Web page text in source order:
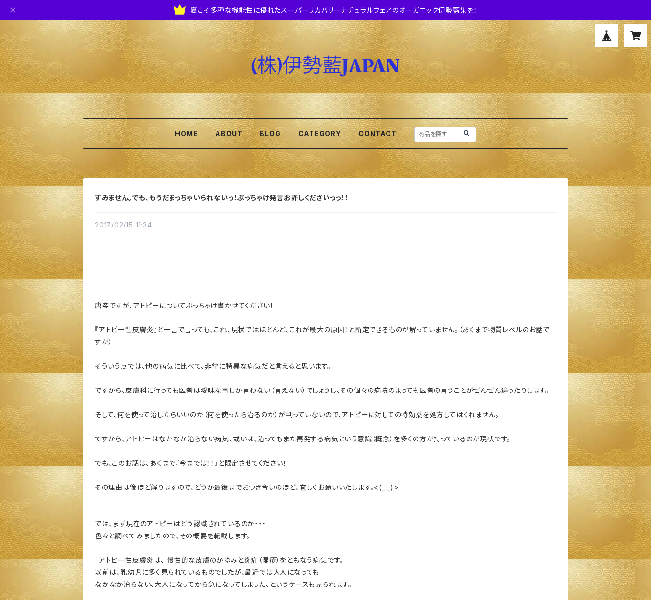
夏こそ多種な機能性に優れたスーパーリカバリーナチュラルウェアのオーガニック伊勢藍染を！
HOME ABOUT BLOG CATEGORY CONTACT
すみません。でも、もうだまっちゃいられないっ！ぶっちゃけ発言お許しくださいっっ！！
2017/02/15 11:34
唐突ですが、アトピーについてぶっちゃけ書かせてください！
『アトピー性皮膚炎』と一言で言っても、これ、現状ではほとんど、これが最大の原因！と断定できるものが解っていません。（あくまで物質レベルのお話で
すが）
そういう点では、他の病気に比べて、非常に特異な病気だと言えると思います。
ですから、皮膚科に行っても医者は曖昧な事しか言わない（言えない）でしょうし、その個々の病院のよっても医者の言うことがぜんぜん違ったりします。
そして、何を使って治したらいいのか（何を使ったら治るのか）が判っていないので、アトピーに対しての特効薬を処方してはくれません。
ですから、アトピーはなかなか治らない病気、或いは、治ってもまた再発する病気という意識（概念）を多くの方が持っているのが現状です。
でも、このお話は、あくまで『今までは！！』と限定させてください！
その理由は後ほど解りますので、どうか最後までおつき合いのほど、宜しくお願いいたします。<(_ _)>
では、まず現在のアトピーはどう認識されているのか・・・
色々と調べてみましたので、その概要を転載します。
「アトピー性皮膚炎は、 慢性的な皮膚のかゆみと炎症（湿疹）をともなう病気です。
以前は、乳幼児に多く見られているものでしたが、最近では大人になっても
なかなか治らない、大人になってから急になってしまった、というケースも見られます。